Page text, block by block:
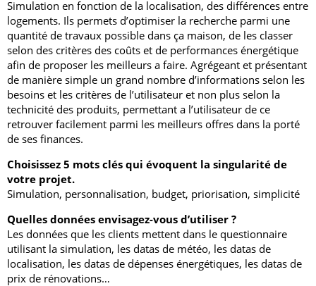
Simulation en fonction de la localisation, des différences entre
logements. Ils permets d’optimiser la recherche parmi une
quantité de travaux possible dans ça maison, de les classer
selon des critères des coûts et de performances énergétique
afin de proposer les meilleurs a faire. Agrégeant et présentant
de manière simple un grand nombre d’informations selon les
besoins et les critères de l’utilisateur et non plus selon la
technicité des produits, permettant a l’utilisateur de ce
retrouver facilement parmi les meilleurs offres dans la porté
de ses finances.
Choisissez 5 mots clés qui évoquent la singularité de
votre projet.
Simulation, personnalisation, budget, priorisation, simplicité
Quelles données envisagez-vous d’utiliser ?
Les données que les clients mettent dans le questionnaire
utilisant la simulation, les datas de météo, les datas de
localisation, les datas de dépenses énergétiques, les datas de
prix de rénovations…